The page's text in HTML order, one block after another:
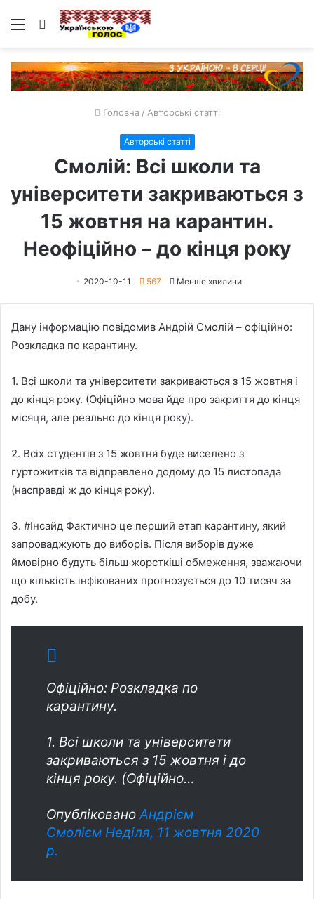
Меню Пошук
Головна / Авторські статті
Авторські статті
Смолій: Всі школи та
університети закриваються з
15 жовтня на карантин.
Неофіційно – до кінця року
2020-10-11 567 Менше хвилини
Дану інформацію повідомив Андрій Смолій – офіційно:
Розкладка по карантину.
1. Всі школи та університети закриваються з 15 жовтня і
до кінця року. (Офіційно мова йде про закриття до кінця
місяця, але реально до кінця року).
2. Всіх студентів з 15 жовтня буде виселено з
гуртожитків та відправлено додому до 15 листопада
(насправді ж до кінця року).
3. #Інсайд Фактично це перший етап карантину, який
запроваджують до виборів. Після виборів дуже
ймовірно будуть більш жорсткіші обмеження, зважаючи
що кількість інфікованих прогнозується до 10 тисяч за
добу.
Офіційно: Розкладка по
карантину.
1. Всі школи та університети
закриваються з 15 жовтня і до
кінця року. (Офіційно…
ОпублікованоАндрієм
Смолієм Неділя, 11 жовтня 2020
р.